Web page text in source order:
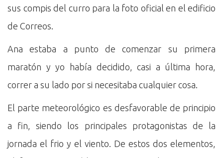
sus compis del curro para la foto oficial en el edificio
de Correos.
Ana estaba a punto de comenzar su primera
maratón y yo había decidido, casi a última hora,
correr a su lado por si necesitaba cualquier cosa.
El parte meteorológico es desfavorable de principio
a fin, siendo los principales protagonistas de la
jornada el frio y el viento. De estos dos elementos,